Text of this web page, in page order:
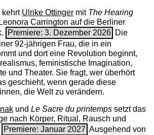
kehrt Ulrike Ottingermit The ­Hearing
Carrington auf die Berliner
Premiere: 3. Dezember 2026 Die
92-jährigen Frau, die in ein
und dort eine Revolution beginnt,
feministische Imagination,
und Theater. Sie fragt, wer überhört
geschieht, wenn gerade diese
die Welt zu verändern.
und Le Sacre du printempssetzt das
nach Körper, Ritual, Rausch und
Premiere: Januar 2027 Ausgehend von